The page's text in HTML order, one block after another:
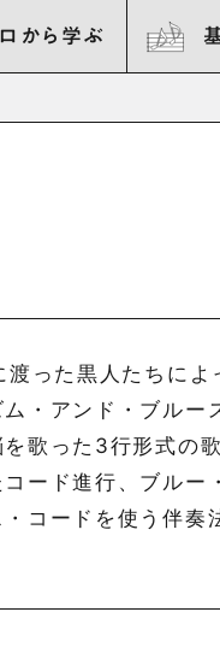
から学ぶ
った黒人たちによ
・アンド・ブルー
歌った3行形式の
ード進行、ブルー
コードを使う伴奏